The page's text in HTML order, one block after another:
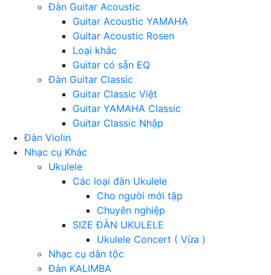
Đàn Guitar Acoustic
Guitar Acoustic YAMAHA
Guitar Acoustic Rosen
Loại khác
Guitar có sẵn EQ
Đàn Guitar Classic
Guitar Classic Việt
Guitar YAMAHA Classic
Guitar Classic Nhập
Đàn Violin
Nhạc cụ Khác
Ukulele
Các loại đàn Ukulele
Cho người mới tập
Chuyên nghiệp
SIZE ĐÀN UKULELE
Ukulele Concert ( Vừa )
Nhạc cụ dân tộc
Đàn KALIMBA